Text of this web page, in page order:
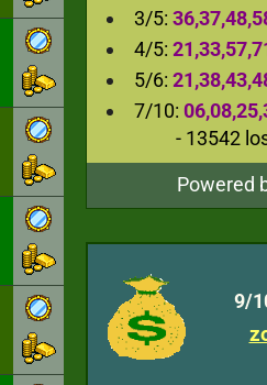
3/5:
4/5:
5/6:
7/10:
- 13542
Powered
9/